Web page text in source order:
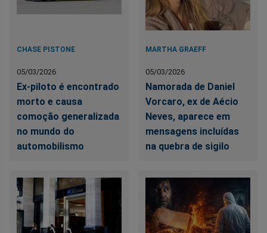
CHASE PISTONE
05/03/2026
Ex-piloto é encontrado
morto e causa
comoção generalizada
no mundo do
automobilismo
MARTHA GRAEFF
05/03/2026
Namorada de Daniel
Vorcaro, ex de Aécio
Neves, aparece em
mensagens incluídas
na quebra de sigilo